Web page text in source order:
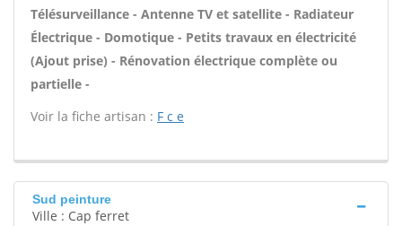
Télésurveillance - Antenne TV et satellite - Radiateur
Électrique - Domotique - Petits travaux en électricité
(Ajout prise) - Rénovation électrique complète ou
partielle -
Voir la fiche artisan : F c e
Sud peinture
Ville : Cap ferret